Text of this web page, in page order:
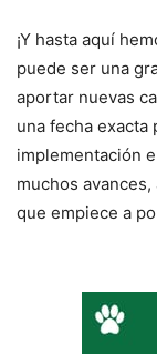
¡Y hasta aquí
puede ser una
aportar nuevas
una fecha exacta
implementación
muchos
que empiece a